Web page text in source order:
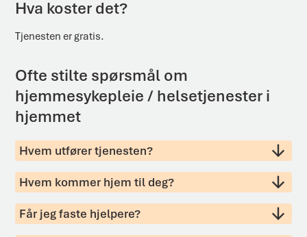
Hva koster det?
Tjenesten er gratis.
Ofte stilte spørsmål om
hjemmesykepleie / helsetjenester i
hjemmet
Hvem utfører tjenesten?
Hvem kommer hjem til deg?
Får jeg faste hjelpere?